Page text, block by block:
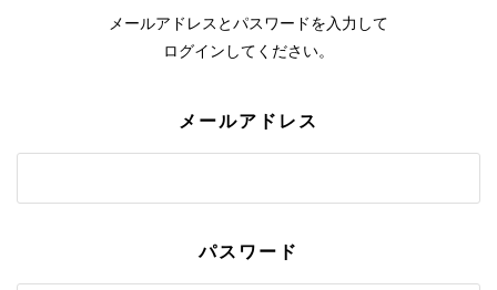
メールアドレスとパスワードを入力して
ログインしてください。
メールアドレス
パスワード